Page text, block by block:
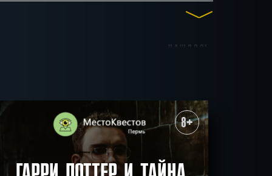
НАШЛОСЬ
Антуражные
Ограбление
СБРОСИТЬ ФИЛЬТР ВСЕ КВЕСТЫ
8+